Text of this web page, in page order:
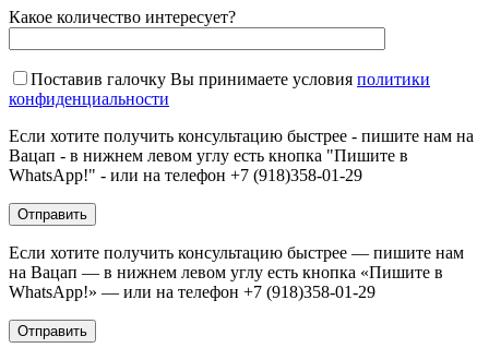
Какое количество интересует?
Поставив галочку Вы принимаете условия политики
конфиденциальности
Если хотите получить консультацию быстрее - пишите нам на
Вацап - в нижнем левом углу есть кнопка "Пишите в
WhatsApp!" - или на телефон +7 (918)358-01-29
Если хотите получить консультацию быстрее — пишите нам
на Вацап — в нижнем левом углу есть кнопка «Пишите в
WhatsApp!» — или на телефон +7 (918)358-01-29